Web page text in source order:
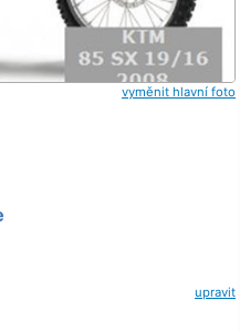
vyměnit hlavní foto
upravit